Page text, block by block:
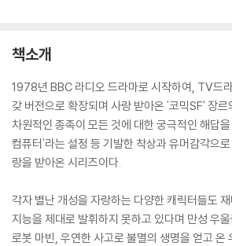
책소개
1978년 BBC 라디오 드라마로 시작하여, TV드
갖 버전으로 확장되며 사랑 받아온 '코믹SF' 장르
차원적인 종족이 모든 것에 대한 궁극적인 해답
컴퓨터'라는 설정 등 기발한 착상과 유머감각으
랑을 받아온 시리즈이다.
각자 별난 개성을 자랑하는 다양한 캐릭터들도
지능을 제대로 발휘하지 못하고 있다며 만성 우
로봇 마빈, 우연한 사고로 불멸의 생명을 얻고 온